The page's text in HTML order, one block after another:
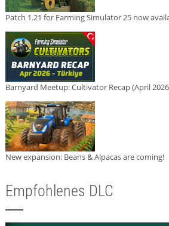
Patch 1.21 for Farming Simulator 25 now
Barnyard Meetup: Cultivator Recap (April
New expansion: Beans & Alpacas are coming!
Empfohlenes DLC